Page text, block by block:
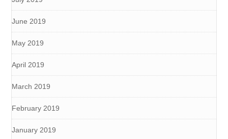
June 2019
May 2019
April 2019
March 2019
February 2019
January 2019